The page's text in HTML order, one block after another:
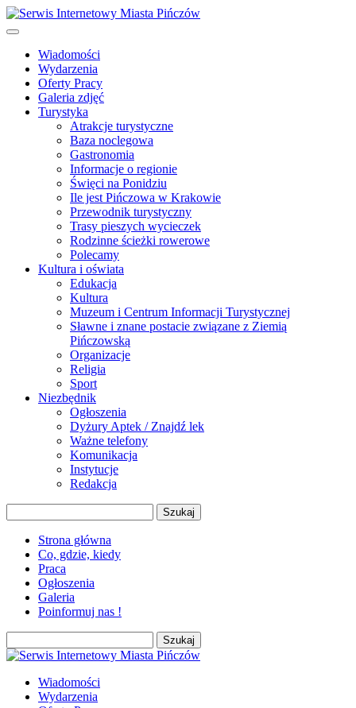
Wiadomości
Wydarzenia
Oferty Pracy
Galeria zdjęć
Turystyka
Atrakcje turystyczne
Baza noclegowa
Gastronomia
Informacje o regionie
Święci na Ponidziu
Ile jest Pińczowa w Krakowie
Przewodnik turystyczny
Trasy pieszych wycieczek
Rodzinne ścieżki rowerowe
Polecamy
Kultura i oświata
Edukacja
Kultura
Muzeum i Centrum Informacji Turystycznej
Sławne i znane postacie związane z Ziemią
Pińczowską
Organizacje
Religia
Sport
Niezbędnik
Ogłoszenia
Dyżury Aptek / Znajdź lek
Ważne telefony
Komunikacja
Instytucje
Redakcja
Strona główna
Co, gdzie, kiedy
Praca
Ogłoszenia
Galeria
Poinformuj nas !
Wiadomości
Wydarzenia